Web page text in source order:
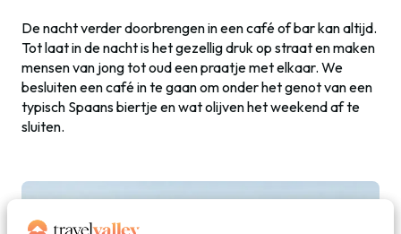
De nacht verder doorbrengen in een café of bar kan altijd.
Tot laat in de nacht is het gezellig druk op straat en maken
mensen van jong tot oud een praatje met elkaar. We
besluiten een café in te gaan om onder het genot van een
typisch Spaans biertje en wat olijven het weekend af te
sluiten.